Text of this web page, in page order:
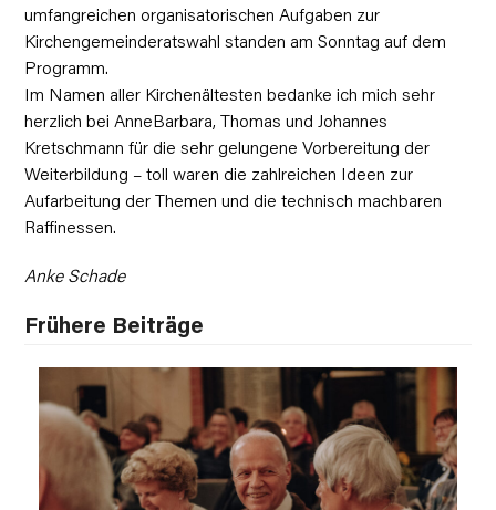
umfangreichen organisatorischen Aufgaben zur
Kirchengemeinderatswahl standen am Sonntag auf dem
Programm.
Im Namen aller Kirchenältesten bedanke ich mich sehr
herzlich bei AnneBarbara, Thomas und Johannes
Kretschmann für die sehr gelungene Vorbereitung der
Weiterbildung – toll waren die zahlreichen Ideen zur
Aufarbeitung der Themen und die technisch machbaren
Raffinessen.
Anke Schade
Frühere Beiträge